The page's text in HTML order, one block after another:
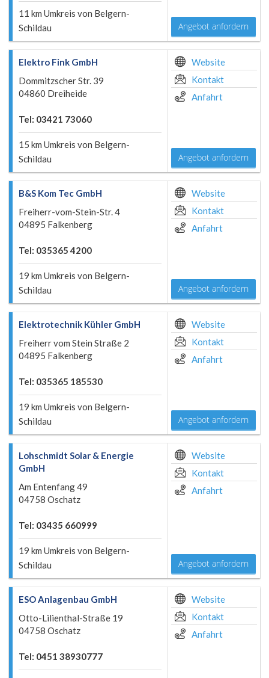
11 km Umkreis von Belgern-
Schildau
Angebot anfordern
Elektro Fink GmbH
Dommitzscher Str. 39
04860 Dreiheide
Tel: 03421 73060
15 km Umkreis von Belgern-
Schildau
Website
Kontakt
Anfahrt
Angebot anfordern
B&S Kom Tec GmbH
Freiherr-vom-Stein-Str. 4
04895 Falkenberg
Tel: 035365 4200
19 km Umkreis von Belgern-
Schildau
Website
Kontakt
Anfahrt
Angebot anfordern
Elektrotechnik Kühler GmbH
Freiherr vom Stein Straße 2
04895 Falkenberg
Tel: 035365 185530
19 km Umkreis von Belgern-
Schildau
Website
Kontakt
Anfahrt
Angebot anfordern
Lohschmidt Solar & Energie
GmbH
Am Entenfang 49
04758 Oschatz
Tel: 03435 660999
19 km Umkreis von Belgern-
Schildau
Website
Kontakt
Anfahrt
Angebot anfordern
ESO Anlagenbau GmbH
Otto-Lilienthal-Straße 19
04758 Oschatz
Tel: 0451 38930777
Website
Kontakt
Anfahrt